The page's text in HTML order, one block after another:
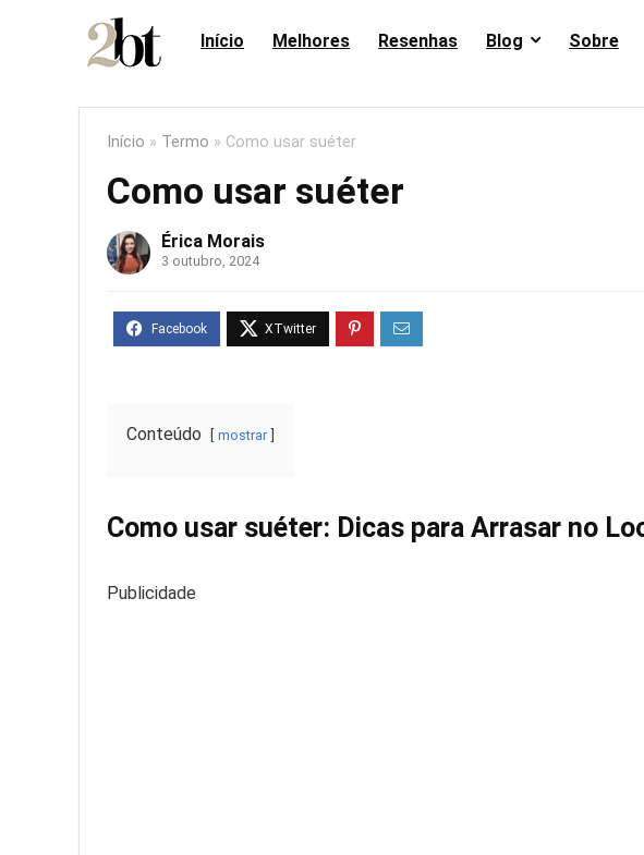
Início Melhores Resenhas Blog Sobre
Início » Termo » Como usar suéter
Como usar suéter
Érica Morais
3 outubro, 2024
Conteúdo mostrar
Como usar suéter: Dicas para Arrasar no
Publicidade